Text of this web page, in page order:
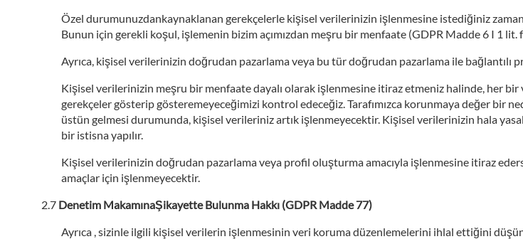
Özel durumunuzdankaynaklanan gerekçelerle kişisel verilerinizin işlenmesine istediğiniz
Bunun için gerekli koşul, işlemenin bizim açımızdan meşru bir menfaate (GDPR Madde 6 I 1 lit.
Ayrıca, kişisel verilerinizin doğrudan pazarlama veya bu tür doğrudan pazarlama ile
Kişisel verilerinizin meşru bir menfaate dayalı olarak işlenmesine itiraz etmeniz halinde, her
gerekçeler gösterip gösteremeyeceğimizi kontrol edeceğiz. Tarafımızca korunmaya değer bir
üstün gelmesi durumunda, kişisel verileriniz artık işlenmeyecektir. Kişisel verilerinizin hala
bir istisna yapılır.
Kişisel verilerinizin doğrudan pazarlama veya profil oluşturma amacıyla işlenmesine itiraz
amaçlar için işlenmeyecektir.
Denetim MakamınaŞikayette Bulunma Hakkı (GDPR Madde 77)
Ayrıca , sizinle ilgili kişisel verilerin işlenmesinin veri koruma düzenlemelerini ihlal ettiğini